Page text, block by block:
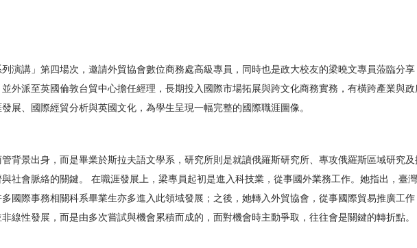
演講」第四場次，邀請外貿協會數位商務處高級專員，同時也是政大校友的梁曉文專員蒞臨分享
外派至英國倫敦台貿中心擔任經理，長期投入國際市場拓展與跨文化商務實務，有橫跨產業與
展、國際經貿分析與英國文化，為學生呈現一幅完整的國際職涯圖像。
背景出身，而是畢業於斯拉夫語文學系，研究所則是就讀俄羅斯研究所、專攻俄羅斯區域研究
社會脈絡的關鍵。 在職涯發展上，梁專員起初是進入科技業，從事國外業務工作。她指出，臺
國際事務相關科系畢業生亦多進入此領域發展；之後，她轉入外貿協會，從事國際貿易推廣工
線性發展，而是由多次嘗試與機會累積而成的，面對機會時主動爭取，往往會是關鍵的轉折點。